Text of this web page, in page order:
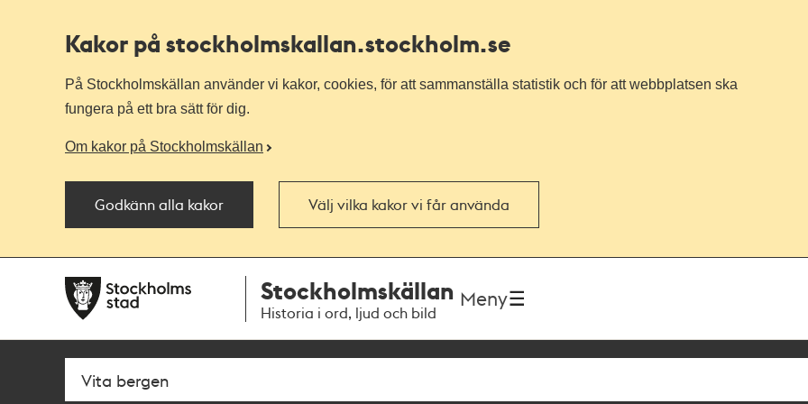
Kakor på stockholmskallan.stockholm.se
På Stockholmskällan använder vi kakor, cookies, för att sammanställa statistik och för att webbplatsen ska
fungera på ett bra sätt för dig.
Om kakor på Stockholmskällan
Godkänn alla kakor Välj vilka kakor vi får använda
navigationen
huvudinnehållet
Stockholmskällan
Historia i ord, ljud och bild
Meny
Sök